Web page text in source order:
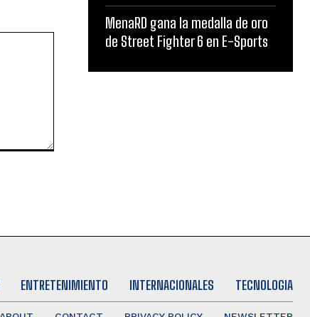
MenaRD gana la medalla de oro
de Street Fighter 6 en E-Sports
ENTRETENIMIENTO INTERNACIONALES TECNOLOGIA